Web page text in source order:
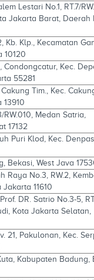
Lestari No.1, RT.7/
Jakarta Barat, Daerah
Kb. Klp., Kecamatan
10120
Kec.
55281
Tim., Kec.
Medan Satria,
17132
Puri Klod, Kec.
Bekasi, West Java
Raya No.3, RW.2,
11610
DR. Satrio No.3-5,
Kota Jakarta Selatan,
21, Pakulonan, Kec.
Kabupaten Badung,